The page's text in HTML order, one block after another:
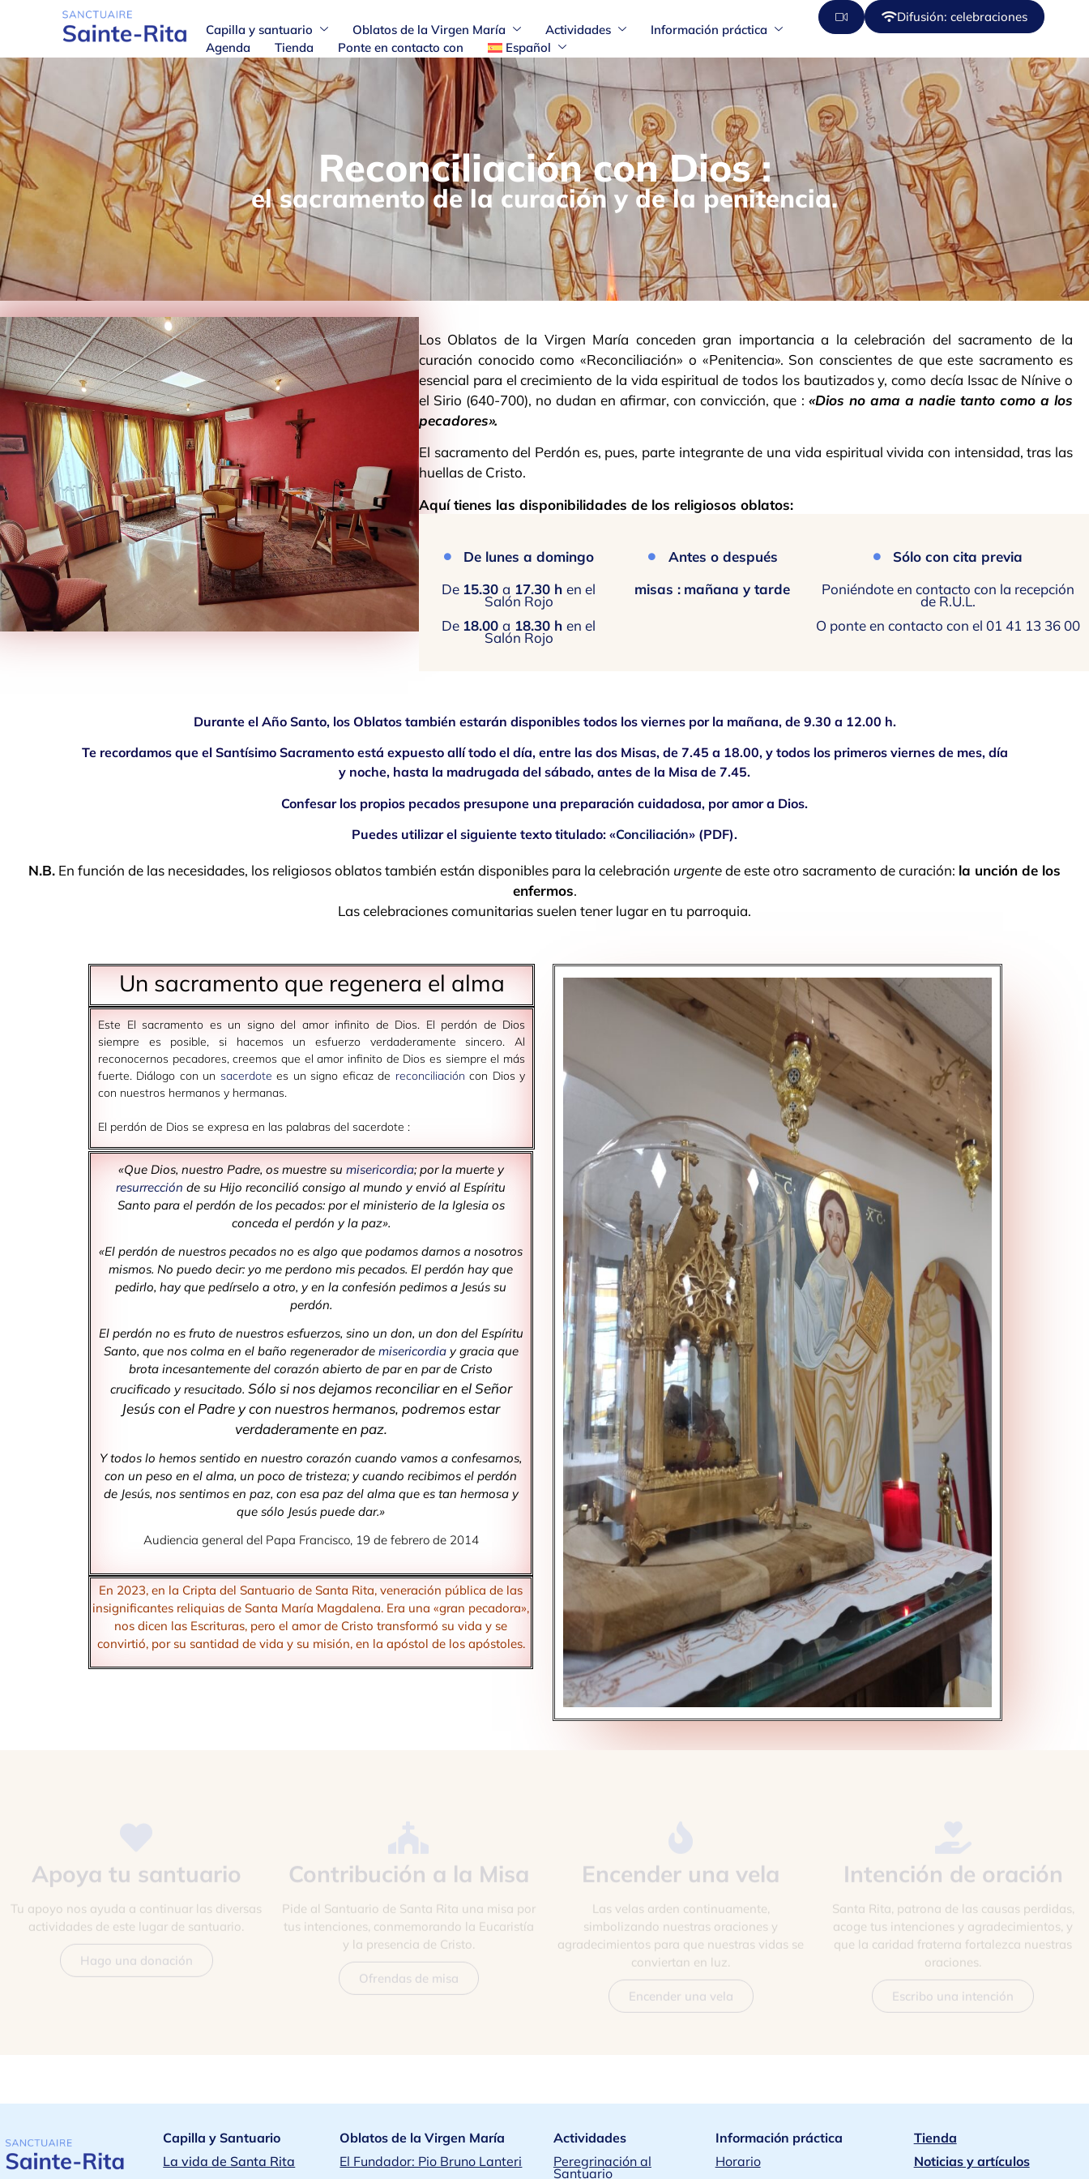
Capilla y santuario Oblatos de la Virgen María Actividades
Información práctica
Agenda
Tienda Ponte en contacto con Español
Difusión: celebraciones
Reconciliación con Dios :
el sacramento de la curación y de la penitencia.
Los Oblatos de la Virgen María conceden gran importancia a la celebración del sacramento de la
curación conocido como «Reconciliación» o «Penitencia». Son conscientes de que este sacramento es
esencial para el crecimiento de la vida espiritual de todos los bautizados y, como decía Issac de Nínive o
el Sirio (640-700), no dudan en afirmar, con convicción, que : «Dios no ama a nadie tanto como a los
pecadores».
El sacramento del Perdón es, pues, parte integrante de una vida espiritual vivida con intensidad, tras las
huellas de Cristo.
Aquí tienes las disponibilidades de los religiosos oblatos:
De lunes a domingo
De 15.30a 17.30 hen el
Salón Rojo
De 18.00a 18.30 hen el
Salón Rojo
Antes o después
misas : mañana y tarde
Sólo con cita previa
Poniéndote en contacto con la recepción
de R.U.L.
O ponte en contacto con el 01 41 13 36 00
Durante el Año Santo, los Oblatos también estarán disponibles todos los viernes por la mañana, de 9.30 a 12.00 h.
Te recordamos que el Santísimo Sacramento está expuesto allí todo el día, entre las dos Misas, de 7.45 a 18.00, y todos los primeros viernes de mes, día
y noche, hasta la madrugada del sábado, antes de la Misa de 7.45.
Confesar los propios pecados presupone una preparación cuidadosa, por amor a Dios.
Puedes utilizar el siguiente texto titulado: «Conciliación» (PDF).
N.B. En función de las necesidades, los religiosos oblatos también están disponibles para la celebración urgentede este otro sacramento de curación: la unción de los
enfermos.
Las celebraciones comunitarias suelen tener lugar en tu parroquia.
Un sacramento que regenera el alma
Este El sacramento es un signo del amor infinito de Dios. El perdón de Dios
siempre es posible, si hacemos un esfuerzo verdaderamente sincero. Al
reconocernos pecadores, creemos que el amor infinito de Dios es siempre el más
fuerte. Diálogo con un sacerdote es un signo eficaz de reconciliación con Dios y
con nuestros hermanos y hermanas.
El perdón de Dios se expresa en las palabras del sacerdote :
«Que Dios, nuestro Padre, os muestre su misericordia; por la muerte y
resurrección de su Hijo reconcilió consigo al mundo y envió al Espíritu
Santo para el perdón de los pecados: por el ministerio de la Iglesia os
conceda el perdón y la paz».
«El perdón de nuestros pecados no es algo que podamos darnos a nosotros
mismos. No puedo decir: yo me perdono mis pecados. El perdón hay que
pedirlo, hay que pedírselo a otro, y en la confesión pedimos a Jesús su
perdón.
El perdón no es fruto de nuestros esfuerzos, sino un don, un don del Espíritu
Santo, que nos colma en el baño regenerador de misericordiay gracia que
brota incesantemente del corazón abierto de par en par de Cristo
crucificado y resucitado. Sólo si nos dejamos reconciliar en el Señor
Jesús con el Padre y con nuestros hermanos, podremos estar
verdaderamente en paz.
Y todos lo hemos sentido en nuestro corazón cuando vamos a confesarnos,
con un peso en el alma, un poco de tristeza; y cuando recibimos el perdón
de Jesús, nos sentimos en paz, con esa paz del alma que es tan hermosa y
que sólo Jesús puede dar.»
Audiencia general del Papa Francisco, 19 de febrero de 2014
En 2023, en la Cripta del Santuario de Santa Rita, veneración pública de las
insignificantes reliquias de Santa María Magdalena. Era una «gran pecadora»,
nos dicen las Escrituras, pero el amor de Cristo transformó su vida y se
convirtió, por su santidad de vida y su misión, en la apóstol de los apóstoles.
Apoya tu santuario
Tu apoyo nos ayuda a continuar las diversas
actividades de este lugar de santuario.
Hago una donación
Contribución a la Misa
Pide al Santuario de Santa Rita una misa por
tus intenciones, conmemorando la Eucaristía
y la presencia de Cristo.
Ofrendas de misa
Encender una vela
Las velas arden continuamente,
simbolizando nuestras oraciones y
agradecimientos para que nuestras vidas se
conviertan en luz.
Encender una vela
Intención de oración
Santa Rita, patrona de las causas perdidas,
acoge tus intenciones y agradecimientos, y
que la caridad fraterna fortalezca nuestras
oraciones.
Escribo una intención
Capilla y Santuario
La vida de Santa Rita
Oblatos de la Virgen María
El Fundador: Pio Bruno Lanteri
Actividades
Peregrinación al
Santuario
Información práctica
Horario
Tienda
Noticias y artículos